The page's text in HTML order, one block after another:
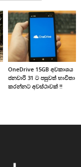
OneDrive 15GB අවකාශය
ජනවාරි 31 ට පසුවත් භාවිතා
කරන්නට අවස්ථාවක් !!